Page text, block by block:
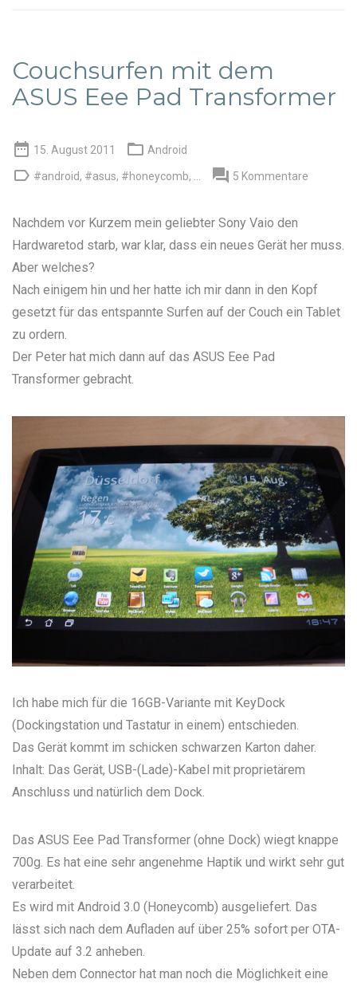
Couchsurfen mit dem
ASUS Eee Pad Transformer
 15. August 2011  Android
 #android, #asus, #honeycomb, ...  5 Kommentare
Nachdem vor Kurzem mein geliebter Sony Vaio den
Hardwaretod starb, war klar, dass ein neues Gerät her muss.
Aber welches?
Nach einigem hin und her hatte ich mir dann in den Kopf
gesetzt für das entspannte Surfen auf der Couch ein Tablet
zu ordern.
Der Peter hat mich dann auf das ASUS Eee Pad
Transformer gebracht.
Ich habe mich für die 16GB-Variante mit KeyDock
(Dockingstation und Tastatur in einem) entschieden.
Das Gerät kommt im schicken schwarzen Karton daher.
Inhalt: Das Gerät, USB-(Lade)-Kabel mit proprietärem
Anschluss und natürlich dem Dock.
Das ASUS Eee Pad Transformer (ohne Dock) wiegt knappe
700g. Es hat eine sehr angenehme Haptik und wirkt sehr gut
verarbeitet.
Es wird mit Android 3.0 (Honeycomb) ausgeliefert. Das
lässt sich nach dem Aufladen auf über 25% sofort per OTA-
Update auf 3.2 anheben.
Neben dem Connector hat man noch die Möglichkeit eine